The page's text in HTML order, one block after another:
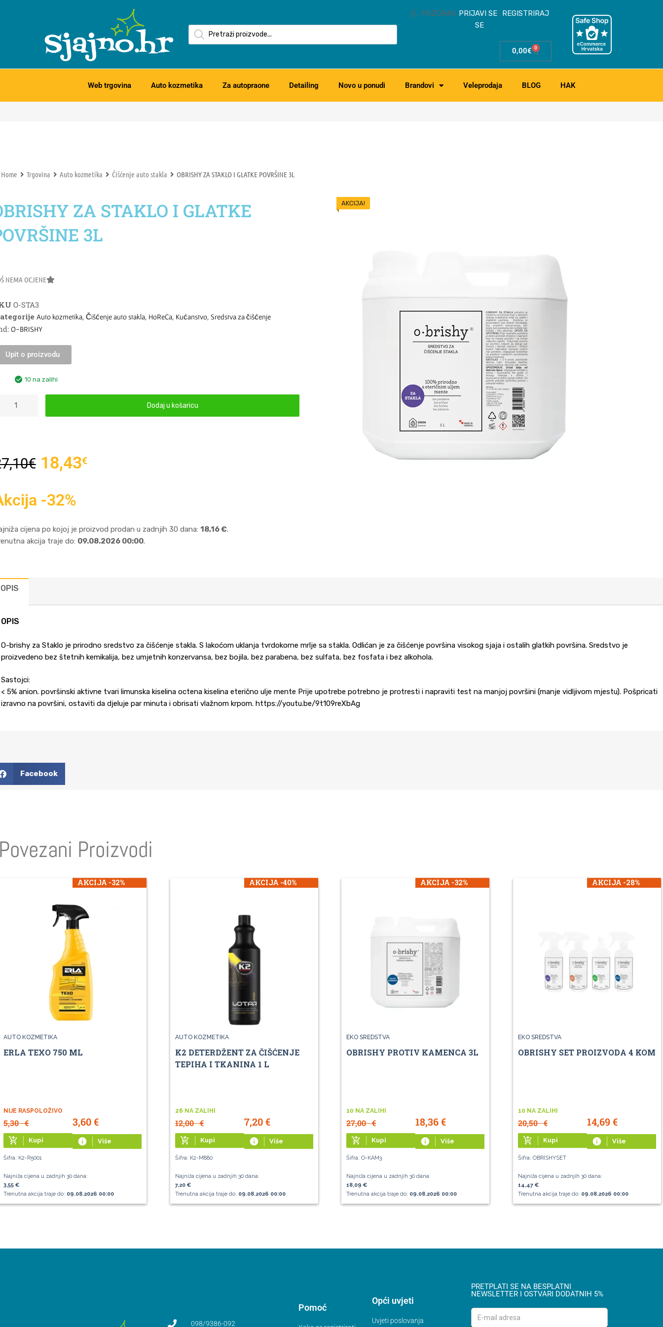
POZDRAV. PRIJAVI SE
REGISTRIRAJ
SE
0,00€ 0
Web trgovina Auto kozmetika Za autopraone Detailing Novo u ponudi Brandovi Veleprodaja BLOG HAK
Home Trgovina Auto kozmetika Čišćenje auto stakla OBRISHY ZA STAKLO I GLATKE POVRŠINE 3L
ZA STAKLO I GLATKE
3L
NEMA OCJENE
O-STA3
Auto kozmetika, Čišćenje auto stakla, HoReCa, Kućanstvo, Sredstva za čišćenje
O-BRISHY
Upit o proizvodu
10 na zalihi
Dodaj u košaricu
€ 18,43€
-32%
cijena po kojoj je proizvod prodan u zadnjih 30 dana: 18,16 €.
akcija traje do: 09.08.2026 00:00.
AKCIJA!
OPIS
OPIS
O-brishy za Staklo je prirodno sredstvo za čišćenje stakla. S lakoćom uklanja tvrdokorne mrlje sa stakla. Odlićan je za čišćenje površina visokog sjaja i ostalih glatkih površina. Sredstvo je
proizvedeno bez štetnih kemikalija, bez umjetnih konzervansa, bez bojila, bez parabena, bez sulfata, bez fosfata i bez alkohola.
Sastojci:
< 5% anion. površinski aktivne tvari limunska kiselina octena kiselina eterično ulje mente Prije upotrebe potrebno je protresti i napraviti test na manjoj površini (manje vidljivom mjestu). Pošpricati
izravno na površini, ostaviti da djeluje par minuta i obrisati vlažnom krpom. https://youtu.be/9t109reXbAg
Facebook
Proizvodi
AKCIJA -32%
AUTO KOZMETIKA
ERLA TEXO 750 ML
NIJE RASPOLOŽIVO
5,30€ 3,60€
add_shopping_cart Kupi info Više
Šifra: K2-R5001
Najniža cijena u zadnjih 30 dana:
3,55 €
Trenutna akcija traje do: 09.08.2026 00:00
AKCIJA -40%
AUTO KOZMETIKA
K2 DETERDŽENT ZA ČIŠĆENJE
TEPIHA I TKANINA 1 L
26 NA ZALIHI
12,00€ 7,20€
add_shopping_cart Kupi info Više
Šifra: K2-M880
Najniža cijena u zadnjih 30 dana:
7,20 €
Trenutna akcija traje do: 09.08.2026 00:00
AKCIJA -32%
EKO SREDSTVA
OBRISHY PROTIV KAMENCA 3L
10 NA ZALIHI
27,00€ 18,36€
add_shopping_cart Kupi info Više
Šifra: O-KAM3
Najniža cijena u zadnjih 30 dana:
18,09 €
Trenutna akcija traje do: 09.08.2026 00:00
AKCIJA -28%
EKO SREDSTVA
OBRISHY SET PROIZVODA 4 KOM
10 NA ZALIHI
20,50€ 14,69€
add_shopping_cart Kupi info Više
Šifra: OBRISHYSET
Najniža cijena u zadnjih 30 dana:
14,47 €
Trenutna akcija traje do: 09.08.2026 00:00
098/9386-092
Pomoć
Opći uvjeti
Uvjeti poslovanja
PRETPLATI SE NA BESPLATNI
NEWSLETTER I OSTVARI DODATNIH 5%